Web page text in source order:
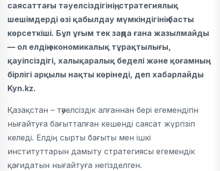
саясаттағы тәуелсіздігінің, стратегиялық
шешімдерді өзі қабылдау мүмкіндігінің басты
көрсеткіші. Бұл ұғым тек заңда ғана жазылмайды
— ол елдің экономикалық тұрақтылығы,
қауіпсіздігі, халықаралық беделі және қоғамның
бірлігі арқылы нақты көрінеді, деп хабарлайды
Kyn.kz.
Қазақстан – тәуелсіздік алғаннан бері егемендігін
нығайтуға бағытталған кешенді саясат жүргізіп
келеді. Елдің сырты бағыты мен ішкі
институттарын дамыту стратегиясы егемендік
қағидатын нығайтуға негізделген.